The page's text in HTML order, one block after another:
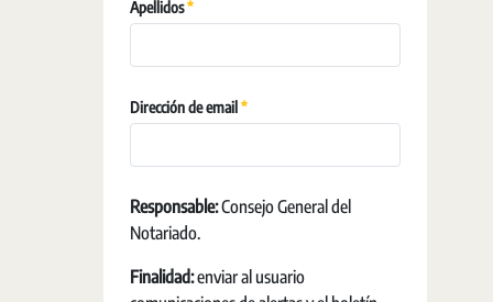
Apellidos Requis
Dirección de email Requis
Responsable:Consejo General del
Notariado.
Finalidad:enviar al usuario